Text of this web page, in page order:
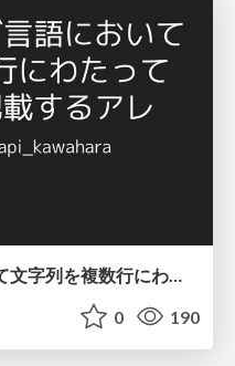
0 190